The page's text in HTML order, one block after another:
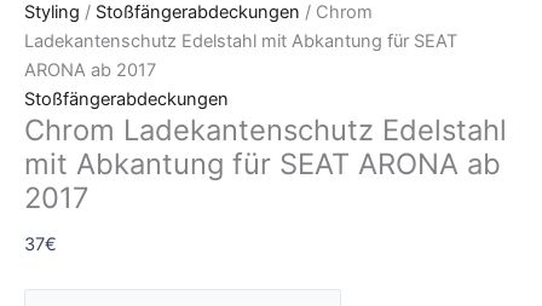
Styling / Stoßfängerabdeckungen / Chrom
Ladekantenschutz Edelstahl mit Abkantung für SEAT
ARONA ab 2017
Stoßfängerabdeckungen
Chrom Ladekantenschutz Edelstahl
mit Abkantung für SEAT ARONA ab
2017
37€